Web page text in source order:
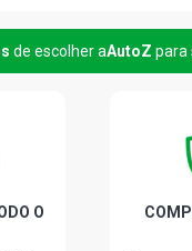
1.6 16V GASOLINA (1996 -
1.5 16V GASOLINA (1996
de escolher aAutoZ para
O